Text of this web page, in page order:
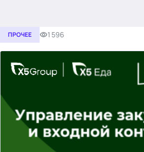
ПРОЧЕЕ 1 596